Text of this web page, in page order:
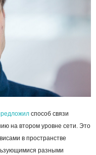
способ связи
на втором уровне сети. Это
в пространстве
разными